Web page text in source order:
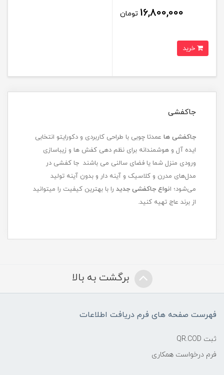
16,800,000 تومان
جاکفشی
جاکفشی ها عمدتا چوبی با طراحی کاربردی و دکورایتو انتخابی
ایده آل و هوشمندانه برای نظم دهی کفش ها و زیباسازی
ورودی منزل شما یا فضای سالنی می باشند جا کفشی در
مدل‌های مدرن و کلاسیک و آینه دار و بدون آینه تولید
می‌شود؛ انواع جاکفشی جدید را با بهترین کیفیت را میتوانید
از برند عاج تهیه کنید.
برگشت به بالا
فهرست صفحه های فرم دریافت اطلاعات
ثبت QR.COD
فرم درخواست همکاری